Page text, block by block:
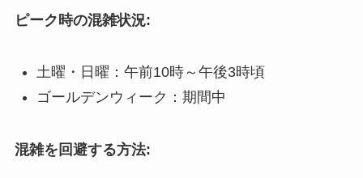
ピーク時の混雑状況:
土曜・日曜：午前10時～午後3時頃
ゴールデンウィーク：期間中
混雑を回避する方法: